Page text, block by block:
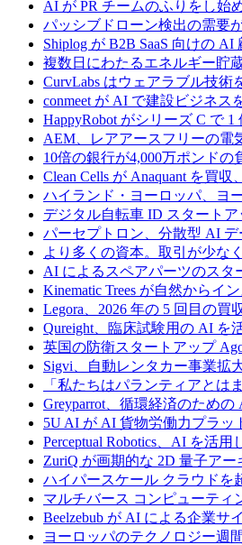
AI が PR チームのふりをし始
パッシブドローン検出の需要
Shiplog が B2B SaaS 向けの
複数日にわたるエネルギー貯
CurvLabs はウェアラブル技
conmeet が AI で建設ビジネス
HappyRobot がシリーズ C で
AEM、レアアースフリーの電
10倍の銀行が4,000万ポンドの
Clean Cells が Anaquant を買
ハイランド・ヨーロッパ、ヨ
デジタル自転車 ID スタート
パーセプトロン、分散型 AI
より多くの資本。取引が少な
AI によるスペアパーツのスタ
Kinematic Trees が自然からイ
Legora、2026 年の 5 回目の買
Qureight、臨床試験用の AI を
英国の防衛スタートアップ
Sigvi、自動レンタカー事業拡
「私たちはパランティアとは
Greyparrot、循環経済のため
5U AI が AI 貨物労働力プラッ
Perceptual Robotics、AI を活
ZuriQ が画期的な 2D 量子ア
ハイパースケール クラウドを
マルチバース コンピューティ
Beelzebub が AI による企業サ
ヨーロッパのテクノロジー週